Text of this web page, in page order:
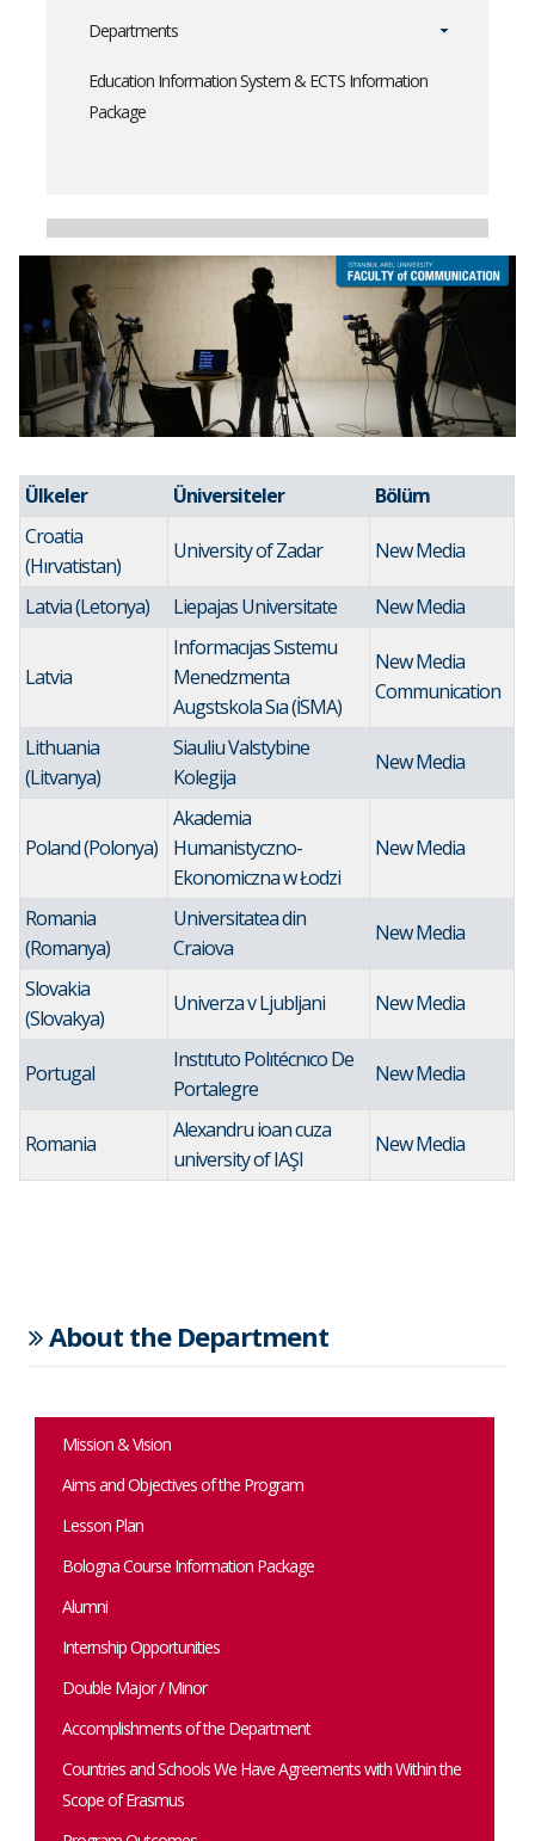
Departments
Education Information System & ECTS Information
Package
Ülkeler Üniversiteler
Bölüm
Croatia
(Hırvatistan)
University of Zadar New Media
Latvia (Letonya) Liepajas Universitate New Media
Latvia
Informacıjas Sıstemu
Menedzmenta
Augstskola Sıa (İSMA)
New Media
Communication
Lithuania
(Litvanya)
Siauliu Valstybine
Kolegija
New Media
Poland (Polonya)
Akademia
Humanistyczno-
Ekonomiczna w Łodzi
New Media
Romania
(Romanya)
Universitatea din
Craiova
New Media
Slovakia
(Slovakya)
Univerza v Ljubljani New Media
Portugal
Instıtuto Polıtécnıco De
Portalegre
New Media
Romania
Alexandru ioan cuza
university of IAŞI
New Media
About the Department
Mission & Vision
Aims and Objectives of the Program
Lesson Plan
Bologna Course Information Package
Alumni
Internship Opportunities
Double Major / Minor
Accomplishments of the Department
Countries and Schools We Have Agreements with Within the
Scope of Erasmus